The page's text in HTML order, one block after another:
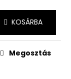
KOSÁRBA
Megosztás